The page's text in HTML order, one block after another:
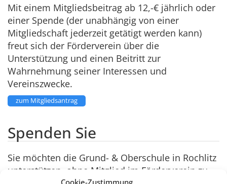
Cookie-Zustimmung
Mit einem Mitgliedsbeitrag ab 12,-€ jährlich oder
einer Spende (der unabhängig von einer
Mitgliedschaft jederzeit getätigt werden kann)
freut sich der Förderverein über die
Unterstützung und einen Beitritt zur
Wahrnehmung seiner Interessen und
Vereinszwecke.
zum Mitgliedsantrag
Spenden Sie
Sie möchten die Grund- & Oberschule in Rochlitz
unterstützen, ohne Mitglied im Förderverein zu